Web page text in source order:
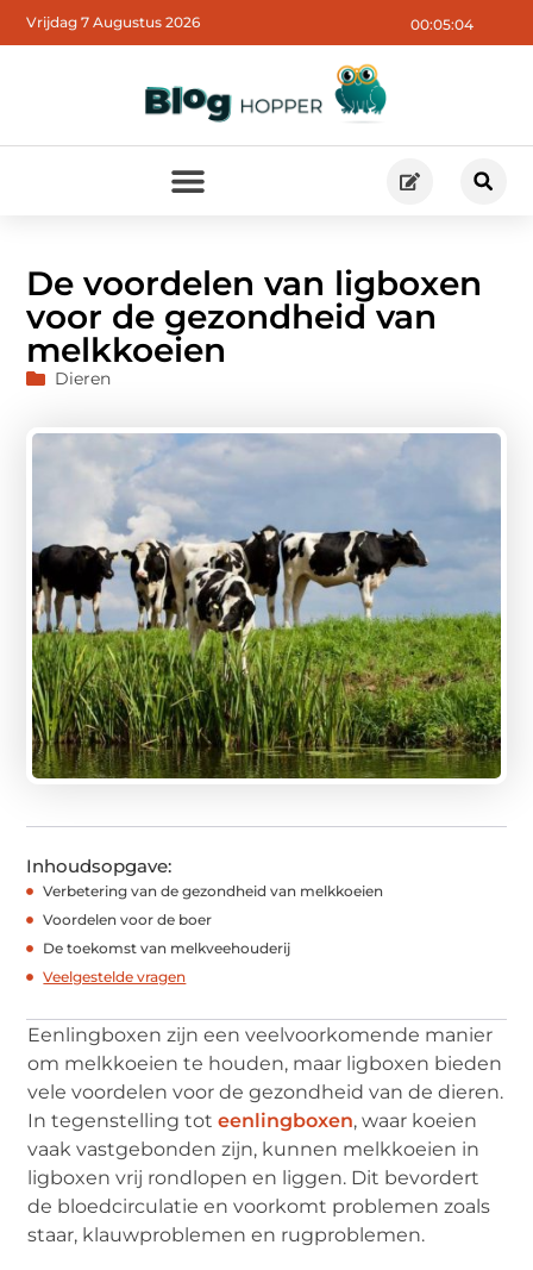
00:05:05
Vrijdag 7 Augustus 2026
De voordelen van ligboxen
voor de gezondheid van
melkkoeien
Dieren
Inhoudsopgave:
Verbetering van de gezondheid van melkkoeien
Voordelen voor de boer
De toekomst van melkveehouderij
Veelgestelde vragen
Eenlingboxen zijn een veelvoorkomende manier
om melkkoeien te houden, maar ligboxen bieden
vele voordelen voor de gezondheid van de dieren.
In tegenstelling toteenlingboxen, waar koeien
vaak vastgebonden zijn, kunnen melkkoeien in
ligboxen vrij rondlopen en liggen. Dit bevordert
de bloedcirculatie en voorkomt problemen zoals
staar, klauwproblemen en rugproblemen.